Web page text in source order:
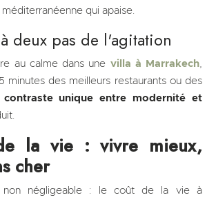
qui apaise.
deux pas de l'agitation
au calme dans une villa à Marrakech,
minutes des meilleurs restaurants ou des
contraste unique entre modernité et
la vie : vivre mieux,
cher
non négligeable : le coût de la vie à